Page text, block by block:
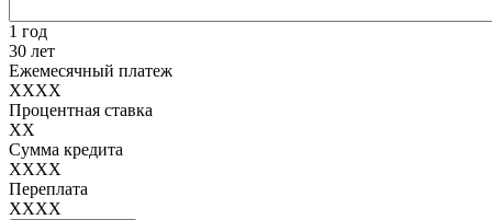
1 год
30 лет
Ежемесячный платеж
XXXX
Процентная ставка
XX
Сумма кредита
XXXX
Переплата
XXXX